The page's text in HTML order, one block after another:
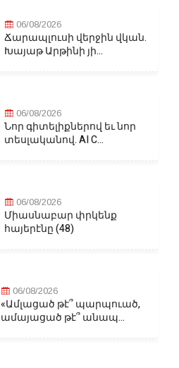
06/08/2026
Ճարապլուսի վերջին վկան.
Խայաթ Արթինի յի...
06/08/2026
Նոր գիտելիքներով եւ նոր
տեսլականով. AI C...
06/08/2026
Միասնաբար փրկենք
հայերէնը (48)
06/08/2026
«Ամլացած թէ՞ պարպուած,
ամայացած թէ՞ անապ...